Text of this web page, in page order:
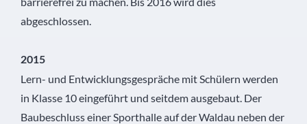
abgeschlossen.
2015
Lern- und Entwicklungsgespräche mit Schülern werden
in Klasse 10 eingeführt und seitdem ausgebaut. Der
Baubeschluss einer Sporthalle auf der Waldau neben der